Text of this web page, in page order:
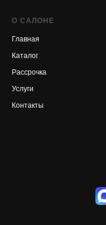
О САЛОНЕ
Главная
Каталог
Рассрочка
Услуги
Контакты